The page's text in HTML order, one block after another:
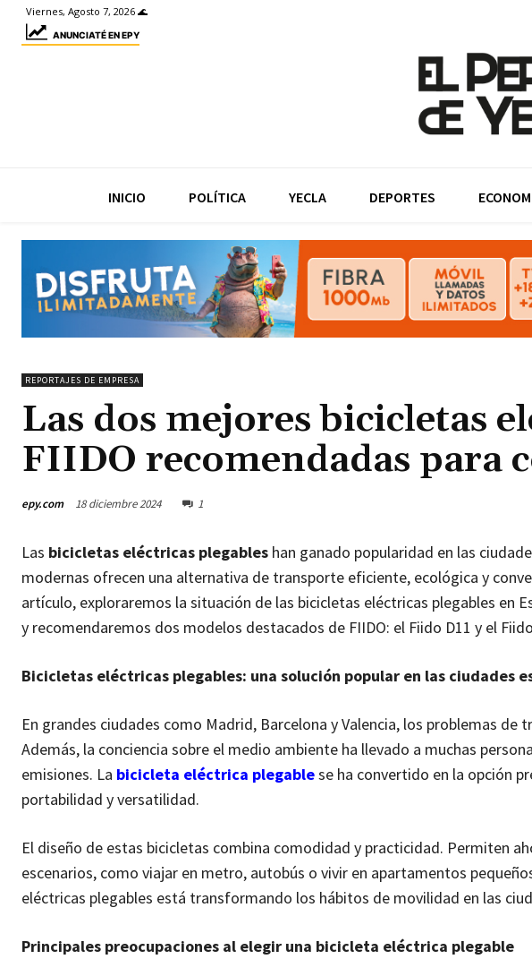
Viernes, Agosto 7, 2026 🌊
ANUNCIATÉ EN EPY
INICIO POLÍTICA YECLA DEPORTES
REPORTAJES DE EMPRESA
Las dos mejores bicicletas
FIIDO recomendadas para
epy.com 18 diciembre 2024 1
Las bicicletas eléctricas plegables han ganado popularidad en las
modernas ofrecen una alternativa de transporte eficiente, ecológica y
artículo, exploraremos la situación de las bicicletas eléctricas plegables en
y recomendaremos dos modelos destacados de FIIDO: el Fiido D11 y el
Bicicletas eléctricas plegables: una solución popular en las ciudades
En grandes ciudades como Madrid, Barcelona y Valencia, los problemas
Además, la conciencia sobre el medio ambiente ha llevado a muchas
emisiones. La bicicleta eléctrica plegablese ha convertido en la opción
portabilidad y versatilidad.
El diseño de estas bicicletas combina comodidad y practicidad. Permiten
escenarios, como viajar en metro, autobús o vivir en apartamentos
eléctricas plegables está transformando los hábitos de movilidad en las
Principales preocupaciones al elegir una bicicleta eléctrica plegable